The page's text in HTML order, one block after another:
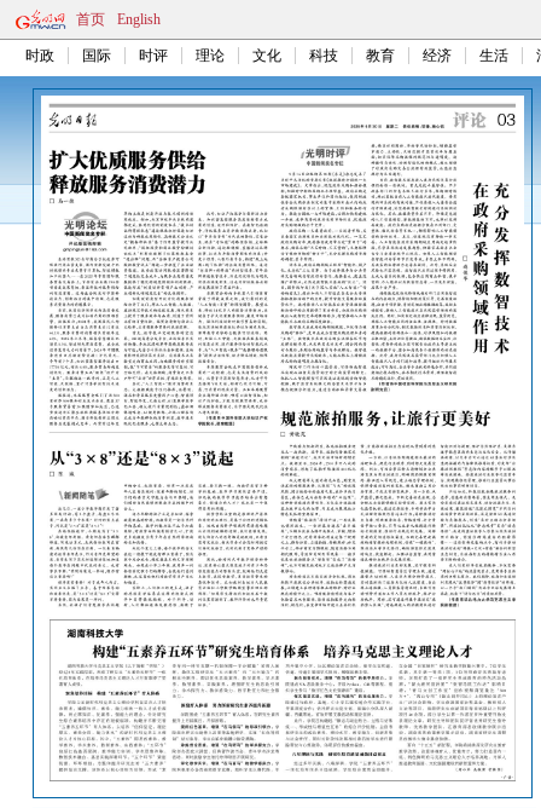
首页 English
时政 国际 时评 理论 文化 科技 教育 经济 生活